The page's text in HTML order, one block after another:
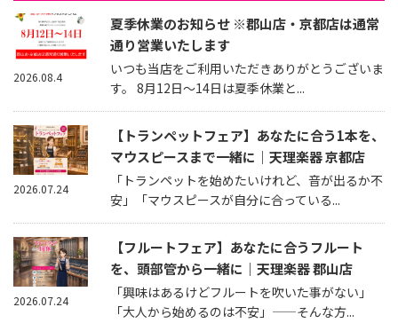
夏季休業のお知らせ ※郡山店・京都店は通常
通り営業いたします
いつも当店をご利用いただきありがとうございま
す。 8月12日～14日は夏季休業と...
2026.08.4
【トランペットフェア】あなたに合う1本を、
マウスピースまで一緒に｜天理楽器 京都店
「トランペットを始めたいけれど、音が出るか不
安」「マウスピースが自分に合っている...
2026.07.24
【フルートフェア】あなたに合うフルート
を、頭部管から一緒に｜天理楽器 郡山店
「興味はあるけどフルートを吹いた事がない」
「大人から始めるのは不安」——そんな方...
2026.07.24